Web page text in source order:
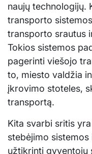
naujų technologijų.
transporto
transporto srautus
Tokios sistemos
pagerinti viešojo
to, miesto valdžia
įkrovimo stoteles,
transportą.
Kita svarbi sritis
stebėjimo
užtikrinti gyventojų